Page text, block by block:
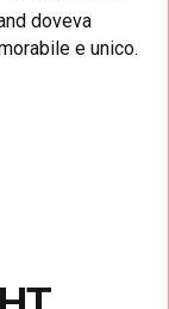
doveva
e unico.